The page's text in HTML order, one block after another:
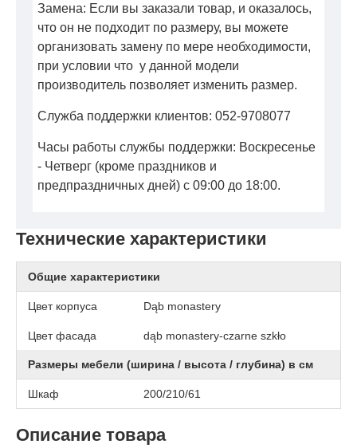
Технические характеристики
Общие характеристики
Цвет корпуса Dąb monastery
Цвет фасада dąb monastery-czarne szkło
Размеры мебели (ширина / высота / глубина) в см
Шкаф 200/210/61
Описание товара
Замена: Если вы заказали товар, и оказалось,
что он не подходит по размеру, вы можете
организовать замену по мере необходимости,
при условии что у данной модели
производитель позволяет изменить размер.
Служба поддержки клиентов: 052-9708077
Часы работы службы поддержки: Воскресенье
- Четверг (кроме праздников и
предпраздничных дней) с 09:00 до 18:00.